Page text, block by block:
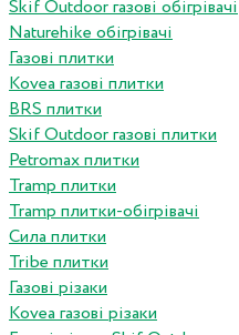
Skif Outdoor газові обігрівачі
Naturehike обігрівачі
Газові плитки
Kovea газові плитки
BRS плитки
Skif Outdoor газові плитки
Petromax плитки
Tramp плитки
Tramp плитки-обігрівачі
Сила плитки
Tribe плитки
Газові різаки
Kovea газові різаки